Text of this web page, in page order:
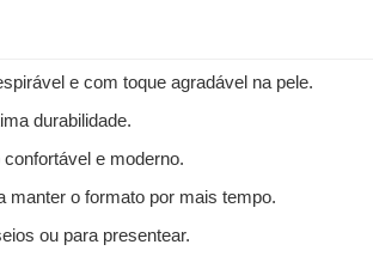
e com toque agradável na pele.
durabilidade.
e moderno.
manter o formato por mais tempo.
ou para presentear.